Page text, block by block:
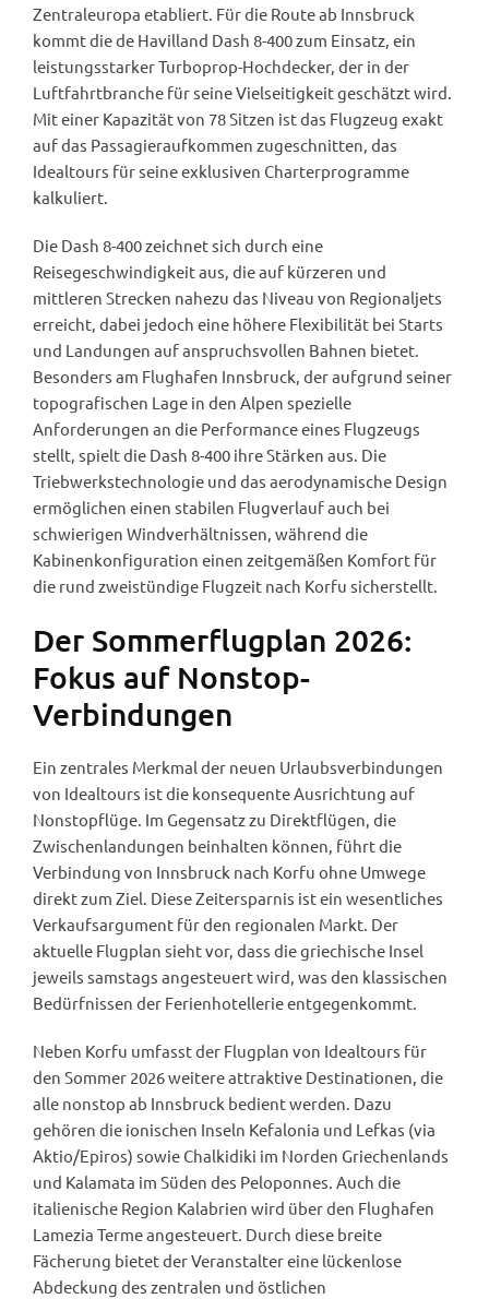
Zentraleuropa etabliert. Für die Route ab Innsbruck
kommt die de Havilland Dash 8-400 zum Einsatz, ein
leistungsstarker Turboprop-Hochdecker, der in der
Luftfahrtbranche für seine Vielseitigkeit geschätzt wird.
Mit einer Kapazität von 78 Sitzen ist das Flugzeug exakt
auf das Passagieraufkommen zugeschnitten, das
Idealtours für seine exklusiven Charterprogramme
kalkuliert.
Die Dash 8-400 zeichnet sich durch eine
Reisegeschwindigkeit aus, die auf kürzeren und
mittleren Strecken nahezu das Niveau von Regionaljets
erreicht, dabei jedoch eine höhere Flexibilität bei Starts
und Landungen auf anspruchsvollen Bahnen bietet.
Besonders am Flughafen Innsbruck, der aufgrund seiner
topografischen Lage in den Alpen spezielle
Anforderungen an die Performance eines Flugzeugs
stellt, spielt die Dash 8-400 ihre Stärken aus. Die
Triebwerkstechnologie und das aerodynamische Design
ermöglichen einen stabilen Flugverlauf auch bei
schwierigen Windverhältnissen, während die
Kabinenkonfiguration einen zeitgemäßen Komfort für
die rund zweistündige Flugzeit nach Korfu sicherstellt.
Der Sommerflugplan 2026:
Fokus auf Nonstop-
Verbindungen
Ein zentrales Merkmal der neuen Urlaubsverbindungen
von Idealtours ist die konsequente Ausrichtung auf
Nonstopflüge. Im Gegensatz zu Direktflügen, die
Zwischenlandungen beinhalten können, führt die
Verbindung von Innsbruck nach Korfu ohne Umwege
direkt zum Ziel. Diese Zeitersparnis ist ein wesentliches
Verkaufsargument für den regionalen Markt. Der
aktuelle Flugplan sieht vor, dass die griechische Insel
jeweils samstags angesteuert wird, was den klassischen
Bedürfnissen der Ferienhotellerie entgegenkommt.
Neben Korfu umfasst der Flugplan von Idealtours für
den Sommer 2026 weitere attraktive Destinationen, die
alle nonstop ab Innsbruck bedient werden. Dazu
gehören die ionischen Inseln Kefalonia und Lefkas (via
Aktio/Epiros) sowie Chalkidiki im Norden Griechenlands
und Kalamata im Süden des Peloponnes. Auch die
italienische Region Kalabrien wird über den Flughafen
Lamezia Terme angesteuert. Durch diese breite
Fächerung bietet der Veranstalter eine lückenlose
Abdeckung des zentralen und östlichen